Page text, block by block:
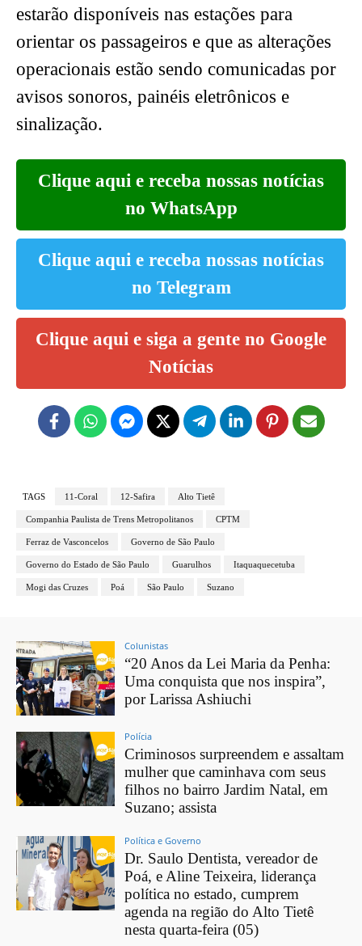
estarão disponíveis nas estações para
orientar os passageiros e que as alterações
operacionais estão sendo comunicadas por
avisos sonoros, painéis eletrônicos e
sinalização.
Clique aqui e receba nossas notícias
no WhatsApp
Clique aqui e receba nossas notícias
no Telegram
Clique aqui e siga a gente no Google
Notícias
TAGS 11-Coral 12-Safira Alto Tietê
Companhia Paulista de Trens Metropolitanos CPTM
Ferraz de Vasconcelos Governo de São Paulo
Governo do Estado de São Paulo Guarulhos Itaquaquecetuba
Mogi das Cruzes Poá São Paulo Suzano
Colunistas
“20 Anos da Lei Maria da Penha:
Uma conquista que nos inspira”,
por Larissa Ashiuchi
Polícia
Criminosos surpreendem e assaltam
mulher que caminhava com seus
filhos no bairro Jardim Natal, em
Suzano; assista
Política e Governo
Dr. Saulo Dentista, vereador de
Poá, e Aline Teixeira, liderança
política no estado, cumprem
agenda na região do Alto Tietê
nesta quarta-feira (05)